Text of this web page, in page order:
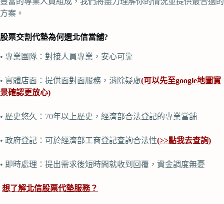
方案。
股票交割代墊為何選北信當舖?
• 專業團隊：對接人員專業，安心可靠
• 實體店面：提供面對面服務，消除疑慮(可以先至google地圖實
景確認更放心)
• 歷史悠久：70年以上歷史，經濟部合法登記的專業當舖
• 政府登記：可於經濟部工商登記查詢合法性(>>點我去查詢)
• 即時處理：提出需求後短時間就收到回覆，資金調度無憂
想了解北信股票代墊服務？